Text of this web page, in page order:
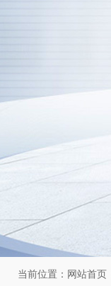
当前位置： 网站首页